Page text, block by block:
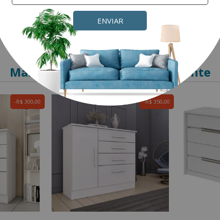
Mais produtos para este ambiente
R$ 300,00 R$ 350,00
ENVIAR